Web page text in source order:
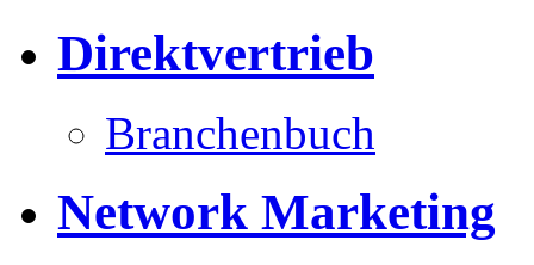
Direktvertrieb
Branchenbuch
Network Marketing